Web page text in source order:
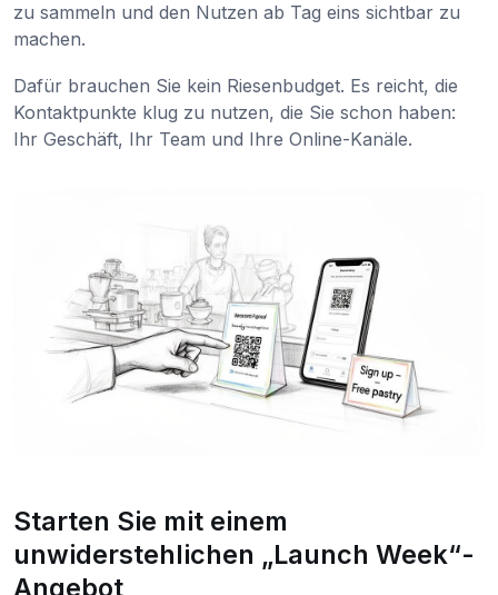
zu sammeln und den Nutzen ab Tag eins sichtbar zu
machen.
Dafür brauchen Sie kein Riesenbudget. Es reicht, die
Kontaktpunkte klug zu nutzen, die Sie schon haben:
Ihr Geschäft, Ihr Team und Ihre Online-Kanäle.
Starten Sie mit einem
unwiderstehlichen „Launch Week“-
Angebot